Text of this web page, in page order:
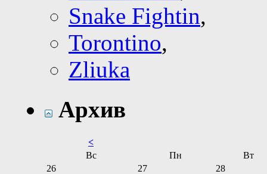
Snake Fightin,
Torontino,
Zliuka
Архив
<
Вс
Пн
Вт
26
27
28